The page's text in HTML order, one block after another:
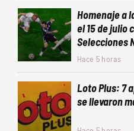
Homenaje a
el 15 de julio
Selecciones
Hace 5 horas
Loto Plus: 7
se llevaron